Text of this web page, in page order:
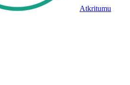
Atkritumu